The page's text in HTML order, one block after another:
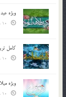
ویژه
کامل
ویژه